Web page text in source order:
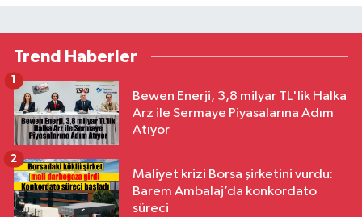
Trend Haberler
Bewen Enerji, 3,8 milyar TL'lik Halka
Arz ile Sermaye Piyasalarına Adım
Atıyor
1
Maliyet krizi Borsa şirketini vurdu:
Barem Ambalaj’da konkordato
süreci
2